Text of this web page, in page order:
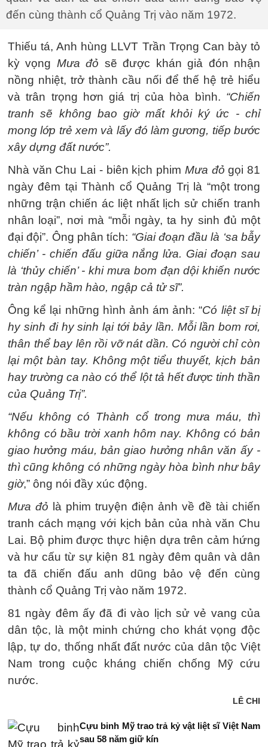
đến cùng thành cổ Quảng Trị vào năm 1972.
Thiếu tá, Anh hùng LLVT Trần Trọng Can bày tỏ
kỳ vọng Mưa đỏ sẽ được khán giả đón nhận
nồng nhiệt, trở thành cầu nối để thế hệ trẻ hiểu
và trân trọng hơn giá trị của hòa bình. “Chiến
tranh sẽ không bao giờ mất khỏi ký ức - chỉ
mong lớp trẻ xem và lấy đó làm gương, tiếp bước
xây dựng đất nước”.
Nhà văn Chu Lai - biên kịch phim Mưa đỏ gọi 81
ngày đêm tại Thành cổ Quảng Trị là “một trong
những trận chiến ác liệt nhất lịch sử chiến tranh
nhân loại”, nơi mà “mỗi ngày, ta hy sinh đủ một
đại đội”. Ông phân tích: “Giai đoạn đầu là ‘sa bẫy
chiến’ - chiến đấu giữa nắng lửa. Giai đoạn sau
là ‘thủy chiến’ - khi mưa bom đạn dội khiến nước
tràn ngập hầm hào, ngập cả tử sĩ”.
Ông kể lại những hình ảnh ám ảnh: “Có liệt sĩ bị
hy sinh đi hy sinh lại tới bảy lần. Mỗi lần bom rơi,
thân thể bay lên rồi vỡ nát dần. Có người chỉ còn
lại một bàn tay. Không một tiểu thuyết, kịch bản
hay trường ca nào có thể lột tả hết được tinh thần
của Quảng Trị”.
“Nếu không có Thành cổ trong mưa máu, thì
không có bầu trời xanh hôm nay. Không có bản
giao hưởng máu, bản giao hưởng nhân văn ấy -
thì cũng không có những ngày hòa bình như bây
giờ,” ông nói đầy xúc động.
Mưa đỏ là phim truyện điện ảnh về đề tài chiến
tranh cách mạng với kịch bản của nhà văn Chu
Lai. Bộ phim được thực hiện dựa trên cảm hứng
và hư cấu từ sự kiện 81 ngày đêm quân và dân
ta đã chiến đấu anh dũng bảo vệ đến cùng
thành cổ Quảng Trị vào năm 1972.
81 ngày đêm ấy đã đi vào lịch sử vẻ vang của
dân tộc, là một minh chứng cho khát vọng độc
lập, tự do, thống nhất đất nước của dân tộc Việt
Nam trong cuộc kháng chiến chống Mỹ cứu
nước.
LÊ CHI
Cựu binh Mỹ trao trả kỷ vật liệt sĩ Việt Nam
sau 58 năm giữ kín